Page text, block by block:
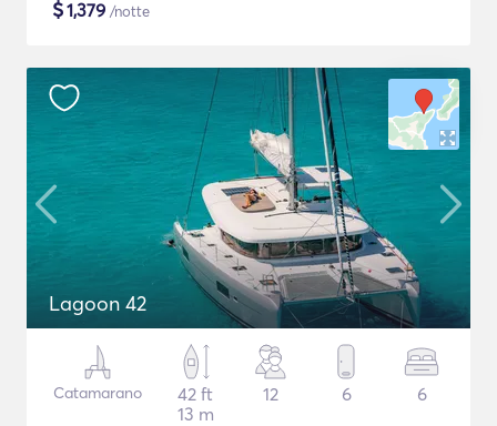
$1,379 /notte
Lagoon 42
Catamarano
42 ft
13 m
12 6 6